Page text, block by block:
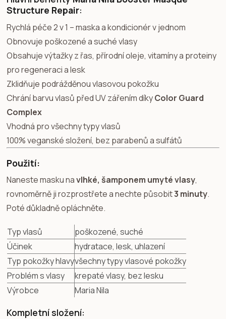
Structure Repair:
Rychlá péče 2 v 1 – maska a kondicionér v jednom
Obnovuje poškozené a suché vlasy
Obsahuje výtažky z řas, přírodní oleje, vitamíny a proteiny
pro regeneraci a lesk
Zklidňuje podrážděnou vlasovou pokožku
Chrání barvu vlasů před UV zářením díkyColor Guard
Complex
Vhodná pro všechny typy vlasů
100% veganské složení, bez parabenů a sulfátů
Použití:
Naneste masku navlhké, šamponem umyté vlasy,
rovnoměrně ji rozprostřete a nechte působit3 minuty.
Poté důkladně opláchněte.
Typ vlasů
poškozené, suché
Účinek
hydratace, lesk, uhlazení
Typ pokožky hlavyvšechny typy vlasové pokožky
Problém s vlasy
krepaté vlasy, bez lesku
Výrobce
Maria Nila
Kompletní složení: